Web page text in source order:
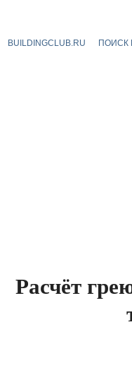
BUILDINGCLUB.RU ПОИСК
Расчёт